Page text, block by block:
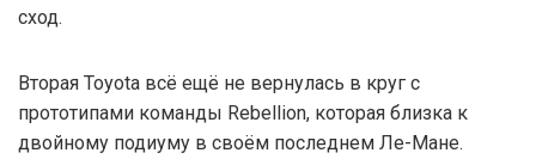
сход.
Вторая Toyota всё ещё не вернулась в круг с
прототипами команды Rebellion, которая близка к
двойному подиуму в своём последнем Ле-Мане.